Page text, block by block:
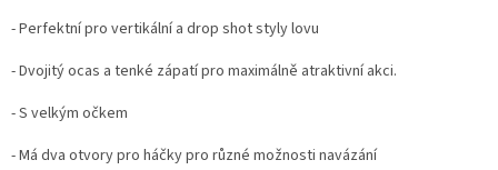
- Perfektní pro vertikální a drop shot styly lovu
- Dvojitý ocas a tenké zápatí pro maximálně atraktivní akci.
- S velkým očkem
- Má dva otvory pro háčky pro různé možnosti navázání